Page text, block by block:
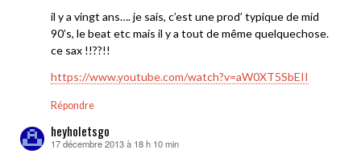
il y a vingt ans…. je sais, c’est une prod’ typique de mid
90’s, le beat etc mais il y a tout de même quelquechose.
ce sax !!??!!
https://www.youtube.com/watch?v=aW0XT5SbEII
Répondre
heyholetsgo
dit :
17 décembre 2013 à 18 h 10 min